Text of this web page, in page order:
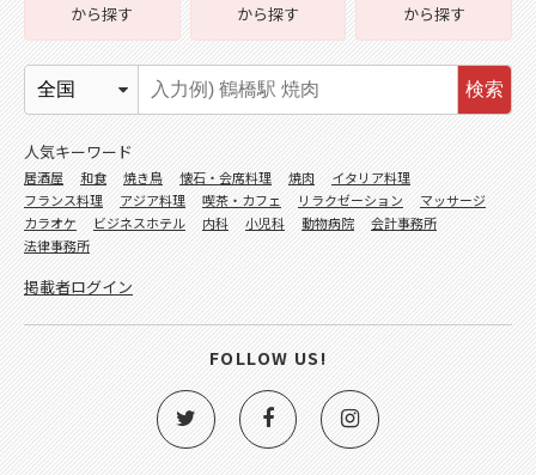
から探す
から探す
から探す
検索
人気キーワード
居酒屋 和食 焼き鳥 懐石・会席料理 焼肉
イタリア料理
フランス料理
アジア料理 喫茶・カフェ リラクゼーション
マッサージ
カラオケ
ビジネスホテル 内科 小児科 動物病院
会計事務所
法律事務所
掲載者ログイン
FOLLOW US!